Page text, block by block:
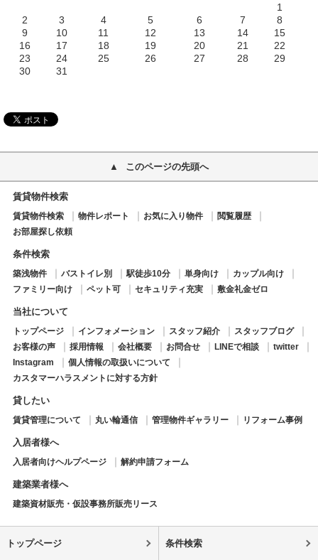
1
2
3 4 5 6 7
8
9
10 11 12 13 14
15
16
17 18 19 20 21
22
23
24 25 26 27 28
29
30
31
このページの先頭へ
賃貸物件検索
賃貸物件検索 物件レポート お気に入り物件
閲覧履歴
お部屋探し依頼
条件検索
築浅物件 バストイレ別 駅徒歩10分 単身向け
カップル向け
ファミリー向け
ペット可 セキュリティ充実 敷金礼金ゼロ
当社について
トップページ インフォメーション スタッフ紹介
スタッフブログ
お客様の声
採用情報 会社概要 お問合せ LINEで相談
twitter
Instagram
個人情報の取扱いについて
カスタマーハラスメントに対する方針
貸したい
賃貸管理について 丸い輪通信 管理物件ギャラリー リフォーム事例
入居者様へ
入居者向けヘルプページ 解約申請フォーム
建築業者様へ
建築資材販売・仮設事務所販売リース
トップページ 条件検索